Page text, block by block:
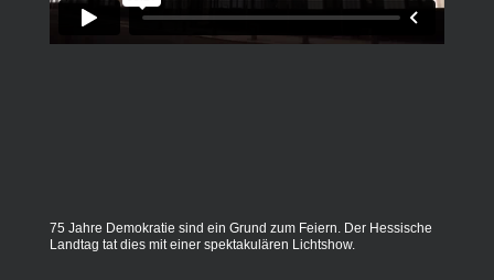
75 Jahre Demokratie sind ein Grund zum Feiern. Der Hessische
Landtag tat dies mit einer spektakulären Lichtshow.